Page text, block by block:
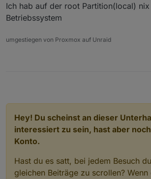
Ich hab auf der root Partition(local)
Betriebssystem
umgestiegen von Proxmox auf Unraid
Hey! Du scheinst an dieser
interessiert zu sein, hast aber
Konto.
Hast du es satt, bei jedem Besuch
gleichen Beiträge zu scrollen?